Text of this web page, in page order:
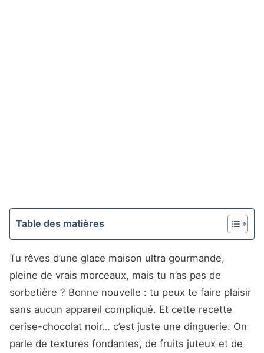
Table des matières
Tu rêves d’une glace maison ultra gourmande,
pleine de vrais morceaux, mais tu n’as pas de
sorbetière ? Bonne nouvelle : tu peux te faire plaisir
sans aucun appareil compliqué. Et cette recette
cerise-chocolat noir… c’est juste une dinguerie. On
parle de textures fondantes, de fruits juteux et de